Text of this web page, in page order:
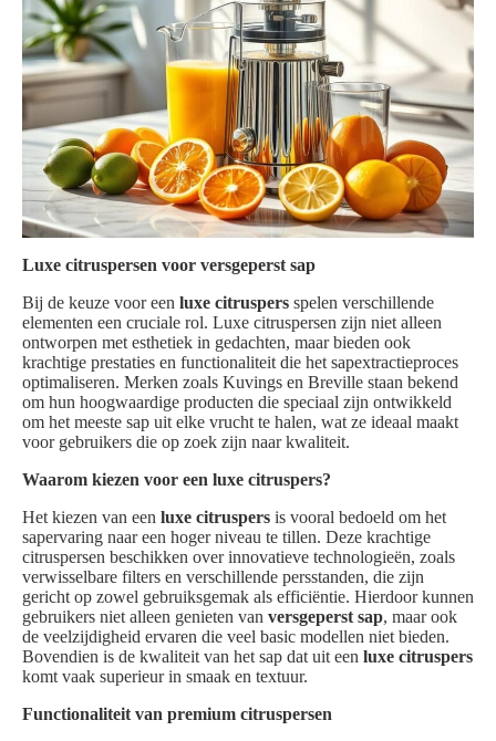
Luxe citruspersen voor versgeperst sap
Bij de keuze voor een luxe citruspers spelen verschillende
elementen een cruciale rol. Luxe citruspersen zijn niet alleen
ontworpen met esthetiek in gedachten, maar bieden ook
krachtige prestaties en functionaliteit die het sapextractieproces
optimaliseren. Merken zoals Kuvings en Breville staan bekend
om hun hoogwaardige producten die speciaal zijn ontwikkeld
om het meeste sap uit elke vrucht te halen, wat ze ideaal maakt
voor gebruikers die op zoek zijn naar kwaliteit.
Waarom kiezen voor een luxe citruspers?
Het kiezen van een luxe citruspers is vooral bedoeld om het
sapervaring naar een hoger niveau te tillen. Deze krachtige
citruspersen beschikken over innovatieve technologieën, zoals
verwisselbare filters en verschillende persstanden, die zijn
gericht op zowel gebruiksgemak als efficiëntie. Hierdoor kunnen
gebruikers niet alleen genieten van versgeperst sap, maar ook
de veelzijdigheid ervaren die veel basic modellen niet bieden.
Bovendien is de kwaliteit van het sap dat uit een luxe citruspers
komt vaak superieur in smaak en textuur.
Functionaliteit van premium citruspersen